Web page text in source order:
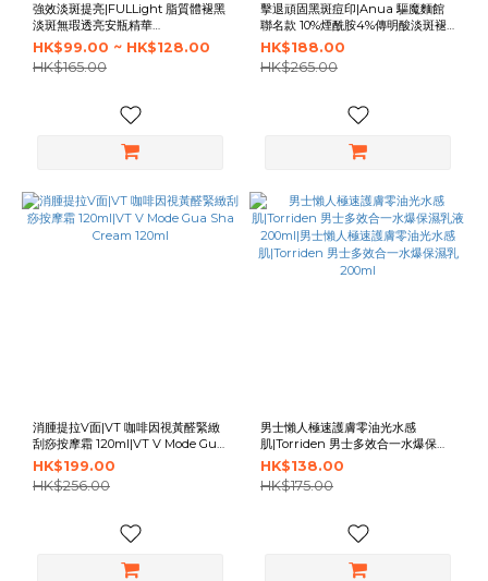
強效淡斑提亮|FULLight 脂質體褪黑
淡斑無瑕透亮安瓶精華
30ml/70ml|FULLight Re:dence
Tone & Spot Corrector Ampoule
HK$99.00 ~ HK$128.00
HK$165.00
擊退頑固黑斑痘印|Anua 驅魔麵館
聯名款 10%煙酰胺4%傳明酸淡斑褪
黑精華套裝 50ml + 韓服帽子Gat鑰
匙扣|Anua Kpop Demon Hunters
Niacinamide 10 TXA 4 Serum Set
HK$188.00
HK$265.00
消腫提拉V面|VT 咖啡因視黃醛緊緻
刮痧按摩霜 120ml|VT V Mode Gua
Sha Cream 120ml
HK$199.00
HK$256.00
男士懶人極速護膚零油光水感
肌|Torriden 男士多效合一水爆保濕
乳液 200ml|男士懶人極速護膚零油
光水感肌|Torriden 男士多效合一水
爆保濕乳 200ml
HK$138.00
HK$175.00